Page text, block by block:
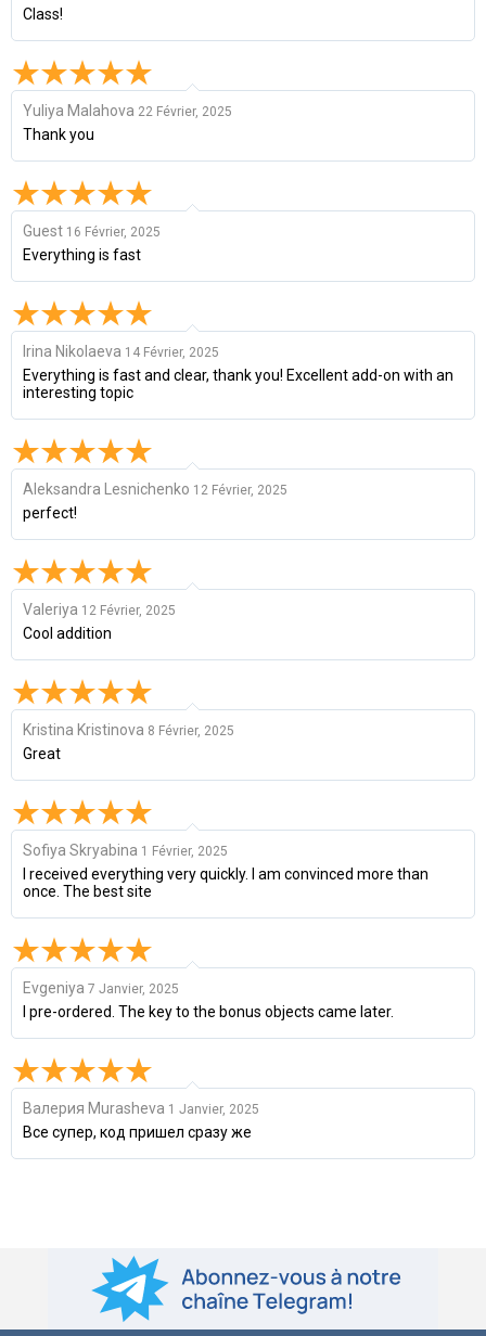
Class!
Yuliya Malahova 22 Février, 2025
Thank you
Guest 16 Février, 2025
Everything is fast
Irina Nikolaeva 14 Février, 2025
Everything is fast and clear, thank you! Excellent add-on with an
interesting topic
Aleksandra Lesnichenko 12 Février, 2025
perfect!
Valeriya 12 Février, 2025
Cool addition
Kristina Kristinova 8 Février, 2025
Great
Sofiya Skryabina 1 Février, 2025
I received everything very quickly. I am convinced more than
once. The best site
Evgeniya 7 Janvier, 2025
I pre-ordered. The key to the bonus objects came later.
Валерия Murasheva 1 Janvier, 2025
Все супер, код пришел сразу же